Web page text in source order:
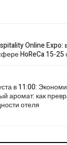
Online Expo:
HoReCa 15-25
в 11:00:
аромат: как
отеля